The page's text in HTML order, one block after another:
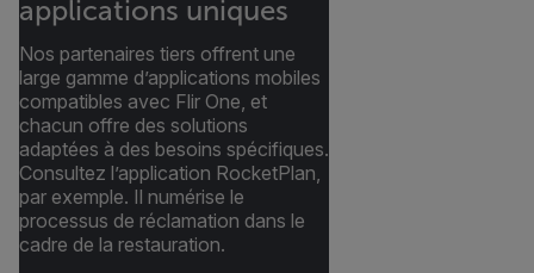
applications uniques
Nos partenaires tiers offrent une
large gamme d’applications mobiles
compatibles avec Flir One, et
chacun offre des solutions
adaptées à des besoins spécifiques.
Consultez l’application RocketPlan,
par exemple. Il numérise le
processus de réclamation dans le
cadre de la restauration.